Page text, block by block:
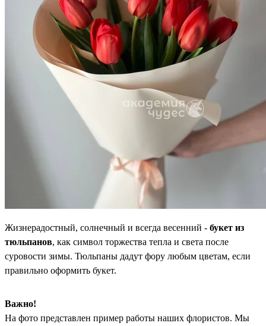
Жизнерадостный, солнечный и всегда весенний - букет из
тюльпанов, как символ торжества тепла и света после
суровости зимы. Тюльпаны дадут фору любым цветам, если
правильно оформить букет.
Важно!
На фото представлен пример работы наших флористов. Мы